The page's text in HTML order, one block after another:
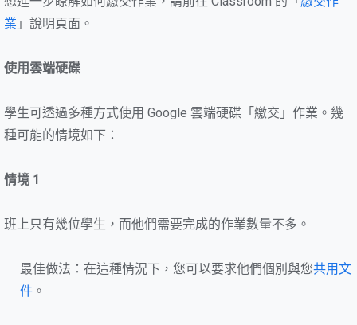
業 」說明頁面。
使用雲端硬碟
學生可透過多種方式使用 Google 雲端硬碟「繳交」作業。幾
種可能的情境如下：
情境 1
班上只有幾位學生，而他們需要完成的作業數量不多。
最佳做法：在這種情況下，您可以要求他們個別與您共用文
件 。